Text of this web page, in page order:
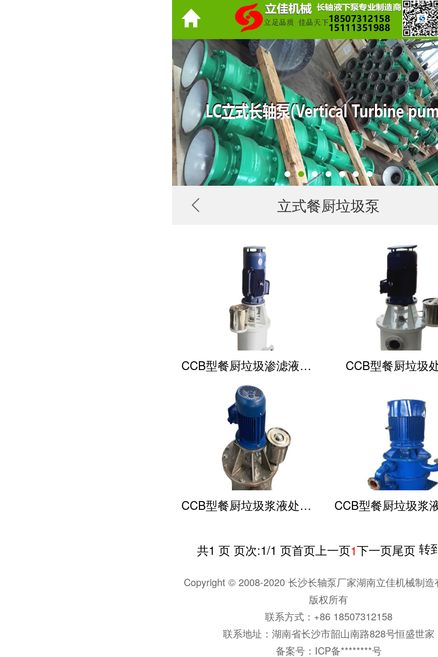
立式餐厨垃圾泵
CCB型餐厨垃圾渗滤液输送泵 CCB型餐厨垃圾
CCB型餐厨垃圾浆液处理泵
共1 页 页次:1/1 页首页上一页1下一页尾页 转
Copyright © 2008-2020 长沙长轴泵厂家湖南立佳机械制造
版权所有
联系方式：+86 18507312158
联系地址：湖南省长沙市韶山南路828号恒盛世家
备案号： ICP备********号